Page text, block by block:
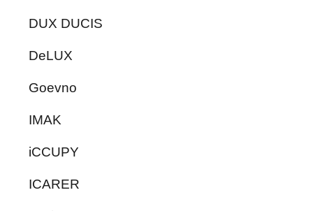
DUX DUCIS
DeLUX
Goevno
IMAK
iCCUPY
ICARER